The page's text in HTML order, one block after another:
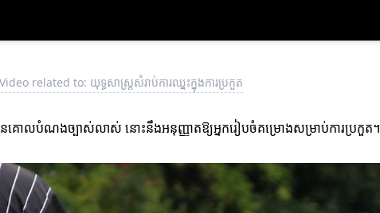
related to: យុទ្ធសាស្ត្រសំរាប់ការឈ្នះក្នុងការប្រកួត
ោលបំណងច្បាស់លាស់ នោះនឹងអនុញ្ញាតឱ្យអ្នករៀបចំគម្រោងសម្រាប់ការប្រកួត។